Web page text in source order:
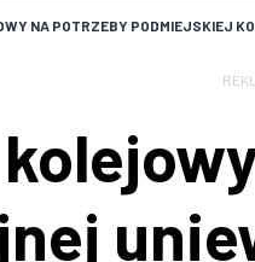
NA POTRZEBY PODMIEJSKIEJ